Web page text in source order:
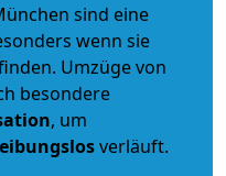
sind eine
wenn sie
Umzüge von
besondere
, um
verläuft.